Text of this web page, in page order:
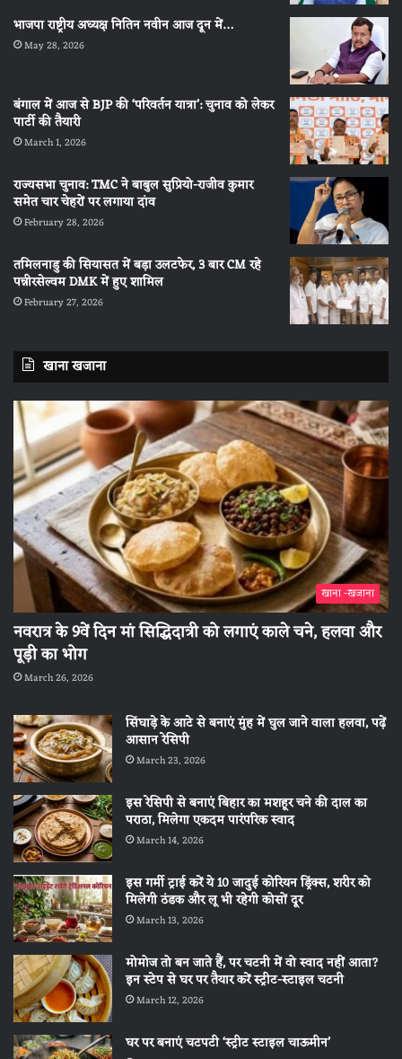
भाजपा राष्ट्रीय अध्यक्ष नितिन नवीन आज दून में…
May 28, 2026
बंगाल में आज से BJP की ‘परिवर्तन यात्रा’: चुनाव को लेकर
पार्टी की तैयारी
March 1, 2026
राज्यसभा चुनाव: TMC ने बाबुल सुप्रियो-राजीव कुमार
समेत चार चेहरों पर लगाया दांव
February 28, 2026
तमिलनाडु की सियासत में बड़ा उलटफेर, 3 बार CM रहे
पन्नीरसेल्वम DMK में हुए शामिल
February 27, 2026
खाना खजाना
खाना -खजाना
नवरात्र के 9वें दिन मां सिद्धिदात्री को लगाएं काले चने, हलवा और
पूड़ी का भोग
March 26, 2026
सिंघाड़े के आटे से बनाएं मुंह में घुल जाने वाला हलवा, पढ़ें
आसान रेसिपी
March 23, 2026
इस रेसिपी से बनाएं बिहार का मशहूर चने की दाल का
पराठा, मिलेगा एकदम पारंपरिक स्वाद
March 14, 2026
इस गर्मी ट्राई करें ये 10 जादुई कोरियन ड्रिंक्स, शरीर को
मिलेगी ठंडक और लू भी रहेगी कोसों दूर
March 13, 2026
मोमोज तो बन जाते हैं, पर चटनी में वो स्वाद नहीं आता?
इन स्टेप से घर पर तैयार करें स्ट्रीट-स्टाइल चटनी
March 12, 2026
घर पर बनाएं चटपटी ‘स्ट्रीट स्टाइल चाऊमीन’